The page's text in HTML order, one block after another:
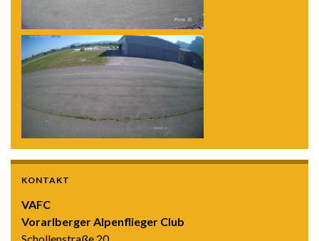
KONTAKT
VAFC
Vorarlberger Alpenflieger Club
Schollenstraße 20